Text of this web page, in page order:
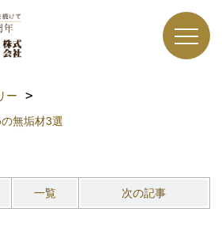
ー
無垢材3選
一覧 次の記事